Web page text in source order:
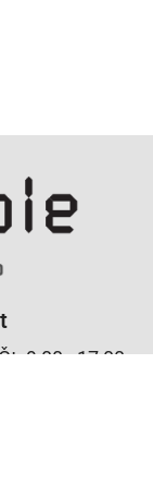
9:00 - 17:00